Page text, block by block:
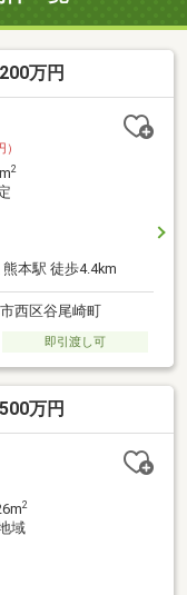
万円
2
本駅 徒歩4.4km
西区谷尾崎町
即引渡し可
万円
2
域